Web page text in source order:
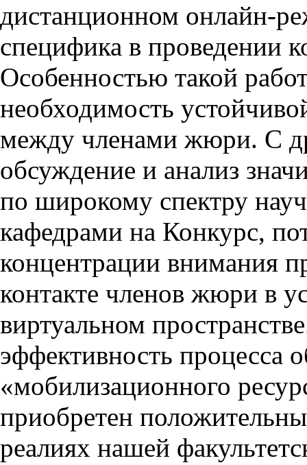
дистанционном онлайн-
специфика в проведении
Особенностью такой
необходимость
между членами жюри. С
обсуждение и анализ
по широкому спектру
кафедрами на Конкурс,
концентрации внимания
контакте членов жюри в
виртуальном
эффективность процесса
«мобилизационного
приобретен
реалиях нашей